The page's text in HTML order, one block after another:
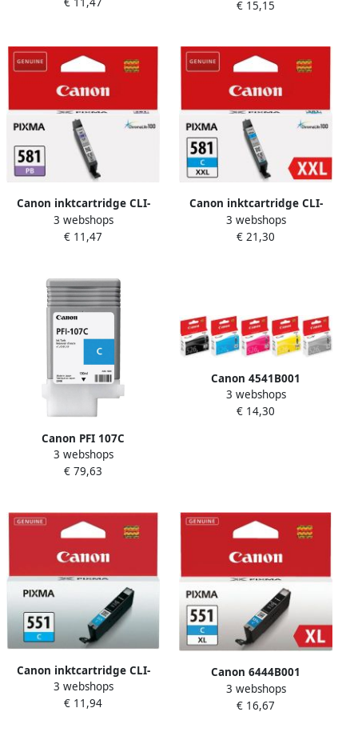
2103C001 cyaan
pagina&apos;s OEM
€ 15,15
Canon inktcartridge CLI-
581PB 241 foto&apos;s OEM
2107C001 photo blue
3 webshops
€ 11,47
Canon inktcartridge CLI-
581C XXL 282 foto&apos;s
OEM 1995C001 cyaan
3 webshops
€ 21,30
Canon PFI 107C
inktcartridge cyaan
standard capacity 130ml 1
3 webshops
€ 79,63
Canon 4541B001
inktcartridge 1 stuk(s)
Origineel Cyaan (4541B001)
3 webshops
€ 14,30
Canon inktcartridge CLI-
551C 332 pagina&apos;s
OEM 6509B001 cyaan
3 webshops
€ 11,94
Canon 6444B001
inktcartridge 1 stuk(s)
Origineel Hoog (XL)
3 webshops
€ 16,67